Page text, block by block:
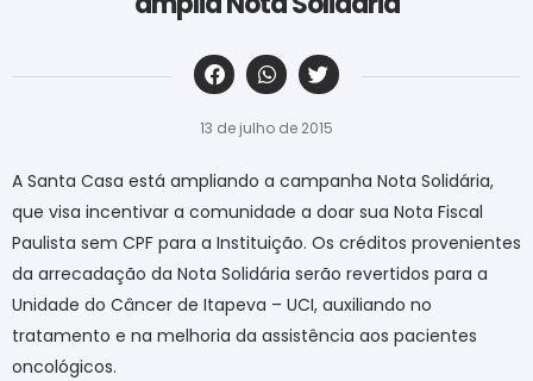
‎ ‎ ‎ ‎ ‎ ‎ ‎ ‎ ‎ ‎ ‎ ‎ ‎ ‎ ‎ ‎ ‎ ‎ ‎ ‎ ‎ ‎ ‎ ‎ ‎ ‎ ‎ ‎ ‎ ‎ ‎
13 de julho de 2015
A Santa Casa está ampliando a campanha Nota Solidária,
que visa incentivar a comunidade a doar sua Nota Fiscal
Paulista sem CPF para a Instituição. Os créditos provenientes
da arrecadação da Nota Solidária serão revertidos para a
Unidade do Câncer de Itapeva – UCI, auxiliando no
tratamento e na melhoria da assistência aos pacientes
oncológicos.